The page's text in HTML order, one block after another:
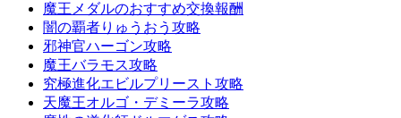
魔王メダルのおすすめ交換報酬
闇の覇者りゅうおう攻略
邪神官ハーゴン攻略
魔王バラモス攻略
究極進化エビルプリースト攻略
天魔王オルゴ・デミーラ攻略